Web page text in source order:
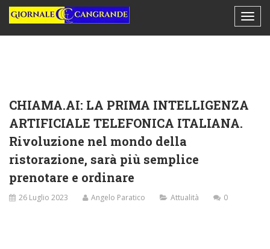
CHIAMA.AI: LA PRIMA INTELLIGENZA
ARTIFICIALE TELEFONICA ITALIANA.
Rivoluzione nel mondo della
ristorazione, sarà più semplice
prenotare e ordinare
26 Luglio 2023 Angelo Paratico Attualità 0